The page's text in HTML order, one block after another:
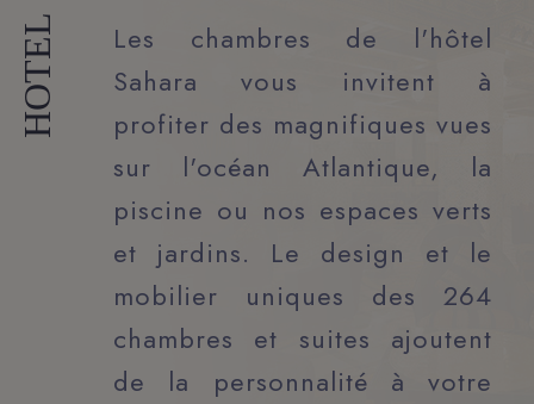
HOTEL
Les chambres de l'hôtel
Sahara vous invitent à
profiter des magnifiques vues
sur l'océan Atlantique, la
piscine ou nos espaces verts
et jardins. Le design et le
mobilier uniques des 264
chambres et suites ajoutent
de la personnalité à votre